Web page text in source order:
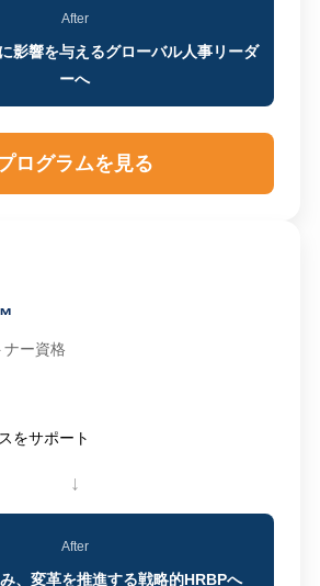
After
影響を与えるグローバル人事リーダ
ーへ
ログラムを見る
ナー資格
をサポート
↓
After
、変革を推進する戦略的HRBPへ